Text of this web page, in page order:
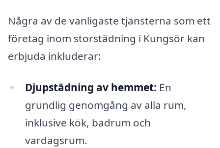
Några av de vanligaste tjänsterna som ett
företag inom storstädning i Kungsör kan
erbjuda inkluderar:
Djupstädning av hemmet: En
grundlig genomgång av alla rum,
inklusive kök, badrum och
vardagsrum.